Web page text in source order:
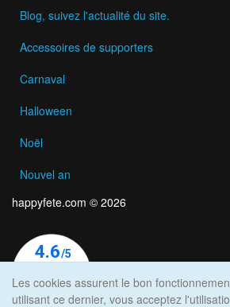
Blog, suivez l'actualité du site.
Accessoires de supporters
Carnaval
Halloween
Noël
Nouvel an
happyfete.com © 2026
Les cookies assurent le bon
utilisant ce dernier, vous acceptez